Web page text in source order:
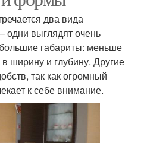
два вида
одни выглядят очень
габариты: меньше
ширину и глубину. Другие
так как огромный
к себе внимание.